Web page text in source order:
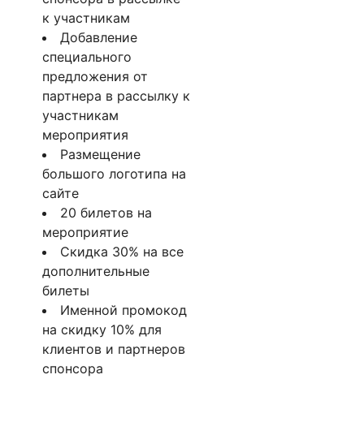
к участникам
Добавление
специального
предложения от
партнера в рассылку к
участникам
мероприятия
Размещение
большого логотипа на
сайте
20 билетов на
мероприятие
Скидка 30% на все
дополнительные
билеты
Именной промокод
на скидку 10% для
клиентов и партнеров
спонсора